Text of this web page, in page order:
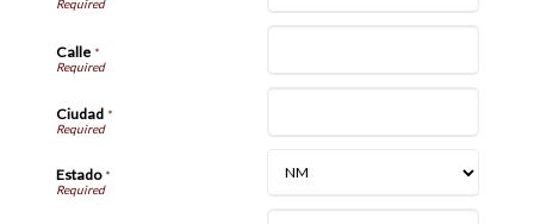
Calle*
Ciudad *
Estado*